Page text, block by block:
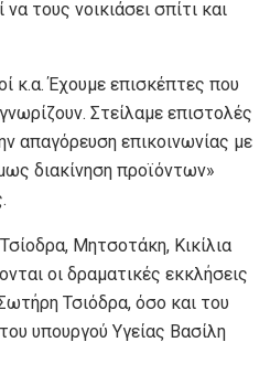
τους νοικιάσει σπίτι και
κ.α. Έχουμε επισκέπτες που
Στείλαμε επιστολές
απαγόρευση επικοινωνίας με
διακίνηση προϊόντων»
Μητσοτάκη, Κικίλια
οι δραματικές εκκλήσεις
Τσιόδρα, όσο και του
υπουργού Υγείας Βασίλη